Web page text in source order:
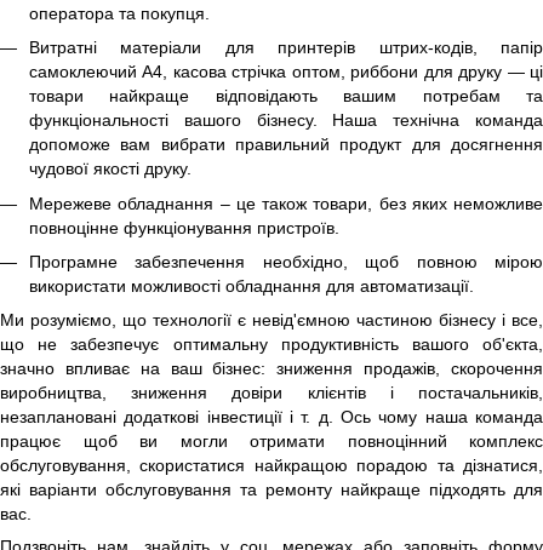
оператора та покупця.
Витратні матеріали для принтерів штрих-кодів, папір
самоклеючий А4, касова стрічка оптом, риббони для друку — ці
товари найкраще відповідають вашим потребам та
функціональності вашого бізнесу. Наша технічна команда
допоможе вам вибрати правильний продукт для досягнення
чудової якості друку.
Мережеве обладнання – це також товари, без яких неможливе
повноцінне функціонування пристроїв.
Програмне забезпечення необхідно, щоб повною мірою
використати можливості обладнання для автоматизації.
Ми розуміємо, що технології є невід'ємною частиною бізнесу і все,
що не забезпечує оптимальну продуктивність вашого об'єкта,
значно впливає на ваш бізнес: зниження продажів, скорочення
виробництва, зниження довіри клієнтів і постачальників,
незаплановані додаткові інвестиції і т. д. Ось чому наша команда
працює щоб ви могли отримати повноцінний комплекс
обслуговування, скористатися найкращою порадою та дізнатися,
які варіанти обслуговування та ремонту найкраще підходять для
вас.